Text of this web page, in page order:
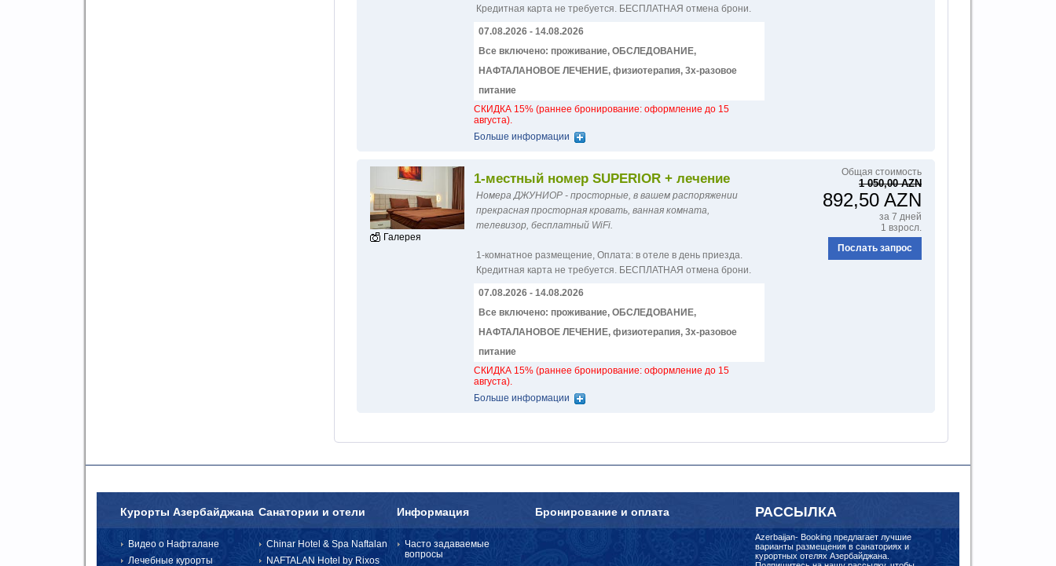
Кредитная карта не требуется. БЕСПЛАТНАЯ отмена брони.
07.08.2026 - 14.08.2026
Все включено: проживание, ОБСЛЕДОВАНИЕ,
НАФТАЛАНОВОЕ ЛЕЧЕНИЕ, физиотерапия, 3х-разовое
питание
СКИДКА 15% (раннее бронирование: оформление до 15
августа).
Больше информации
Общая стоимость
1 050,00 AZN
892,50 AZN
за 7 дней
1 взросл.
Послать запрос
Галерея
1-местный номер SUPERIOR + лечение
Номера ДЖУНИОР - просторные, в вашем распоряжении
прекрасная просторная кровать, ванная комната,
телевизор, бесплатный WiFi.
1-комнатное размещение, Оплатa: в отеле в день приезда.
Кредитная карта не требуется. БЕСПЛАТНАЯ отмена брони.
07.08.2026 - 14.08.2026
Все включено: проживание, ОБСЛЕДОВАНИЕ,
НАФТАЛАНОВОЕ ЛЕЧЕНИЕ, физиотерапия, 3х-разовое
питание
СКИДКА 15% (раннее бронирование: оформление до 15
августа).
Больше информации
Курорты Азербайджана
Видео о Нафталане
Лечебные курорты
Санатории и отели
Chinar Hotel & Spa Naftalan
NAFTALAN Hotel by Rixos
Информация
Часто задаваемые
вопросы
Бронирование и оплата РАССЫЛКА
Azerbaijan- Booking предлагает лучшие
варианты размещения в санаториях и
курортных отелях Азербайджана.